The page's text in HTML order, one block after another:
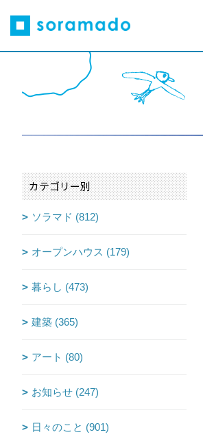
カテゴリー別
ソラマド (812)
オープンハウス (179)
暮らし (473)
建築 (365)
アート (80)
お知らせ (247)
日々のこと (901)